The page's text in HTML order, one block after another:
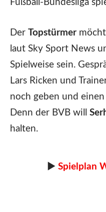
Fußball-Bundesliga
Der Topstürmer
laut Sky Sport News
Spielweise sein.
Lars Ricken und
noch geben und
Denn der BVB will
halten.
► Spielplan